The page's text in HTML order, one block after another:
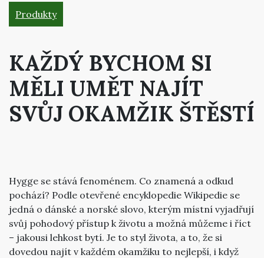
Produkty
KAŽDÝ BYCHOM SI
MĚLI UMĚT NAJÍT
SVŮJ OKAMŽIK ŠTĚSTÍ
Hygge se stává fenoménem. Co znamená a odkud
pochází? Podle otevřené encyklopedie Wikipedie se
jedná o dánské a norské slovo, kterým místní vyjadřují
svůj pohodový přístup k životu a možná můžeme i říct
– jakousi lehkost bytí. Je to styl života, a to, že si
dovedou najít v každém okamžiku to nejlepší, i když